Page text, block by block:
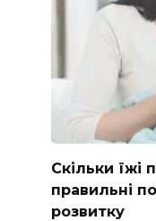
Скільки їжі
правильні
розвитку